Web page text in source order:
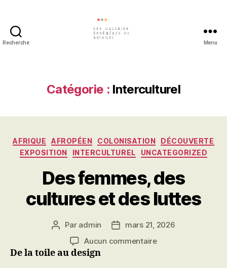
Recherche
de
Shingui
Menu
Catégorie : Interculturel
Catégories
AFRIQUE AFROPÉEN COLONISATION
DÉCOUVERTE
EXPOSITION
INTERCULTUREL UNCATEGORIZED
Des femmes, des
cultures et des luttes
Auteur
l’article
Par admin
Datemars 21, 2026
Aucun commentairesur
De la toile au design